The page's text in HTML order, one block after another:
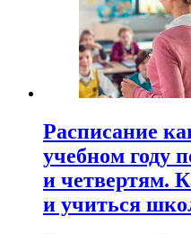
Расписание
учебном году
и четвертям.
и учиться